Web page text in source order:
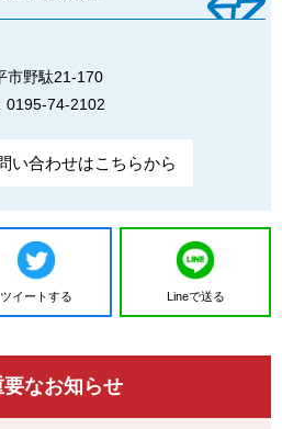
市野駄21-170
0195-74-2102
い合わせはこちらから
ツイートする Lineで送る
要なお知らせ